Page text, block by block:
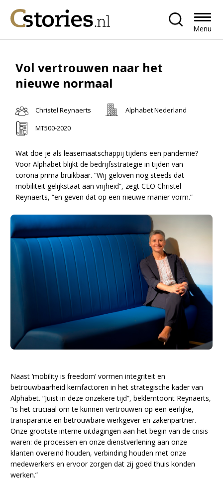
Menu
Vol vertrouwen naar het
nieuwe normaal
Christel Reynaerts
Alphabet Nederland
MT500-2020
Wat doe je als leasemaatschappij tijdens een pandemie?
Voor Alphabet blijkt de bedrijfsstrategie in tijden van
corona prima bruikbaar. “Wij geloven nog steeds dat
mobiliteit gelijkstaat aan vrijheid”, zegt CEO Christel
Reynaerts, “en geven dat op een nieuwe manier vorm.”
Naast ‘mobility is freedom’ vormen integriteit en
betrouwbaarheid kernfactoren in het strategische kader van
Alphabet. “Juist in deze onzekere tijd”, beklemtoont Reynaerts,
“is het cruciaal om te kunnen vertrouwen op een eerlijke,
transparante en betrouwbare werkgever en zakenpartner.
Onze grootste interne uitdagingen aan het begin van de crisis
waren: de processen en onze dienstverlening aan onze
klanten overeind houden, verbinding houden met onze
medewerkers en ervoor zorgen dat zij goed thuis konden
werken.”